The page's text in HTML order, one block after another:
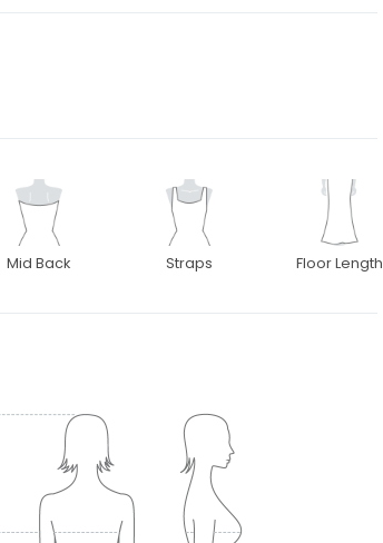
Mid Back Straps Floor Length